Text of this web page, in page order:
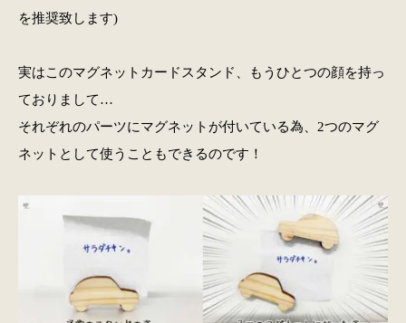
を推奨致します)
実はこのマグネットカードスタンド、もうひとつの顔を持っ
ておりまして…
それぞれのパーツにマグネットが付いている為、2つのマグ
ネットとして使うこともできるのです！